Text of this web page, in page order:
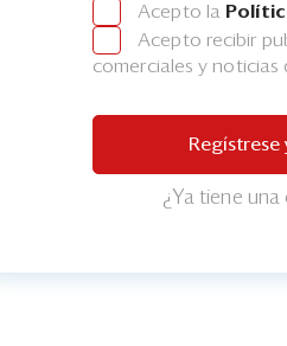
Acepto la
Acepto recibir
comerciales y noticias
¿Ya tiene una